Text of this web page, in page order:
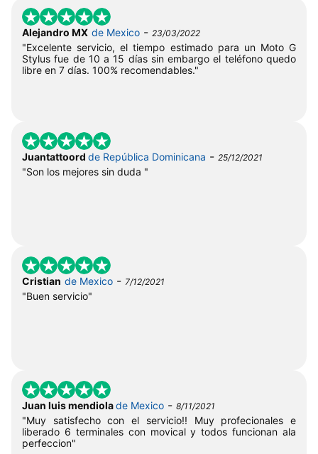
Alejandro MX de Mexico - 23/03/2022
"Excelente servicio, el tiempo estimado para un Moto G
Stylus fue de 10 a 15 días sin embargo el teléfono quedo
libre en 7 días. 100% recomendables."
Juantattoord de República Dominicana - 25/12/2021
"Son los mejores sin duda "
Cristian de Mexico - 7/12/2021
"Buen servicio"
Juan luis mendiolade Mexico - 8/11/2021
"Muy satisfecho con el servicio!! Muy profecionales e
liberado 6 terminales con movical y todos funcionan ala
perfeccion"